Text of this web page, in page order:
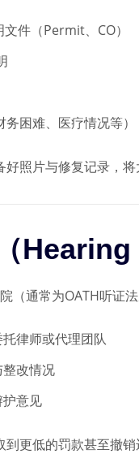
件（Permit、CO）
困难、医疗情况等）
照片与修复记录，将
（通常为OATH听证法
律师或代理团队
改情况
意见
更低的罚款甚至撤销